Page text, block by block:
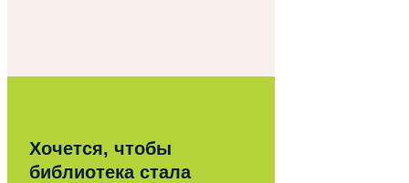
Хочется, чтобы
библиотека стала